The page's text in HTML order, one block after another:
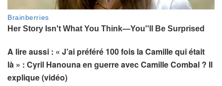
A lire aussi : « J’ai préféré 100 fois la Camille qui était
là » : Cyril Hanouna en guerre avec Camille Combal ? Il
explique (vidéo)